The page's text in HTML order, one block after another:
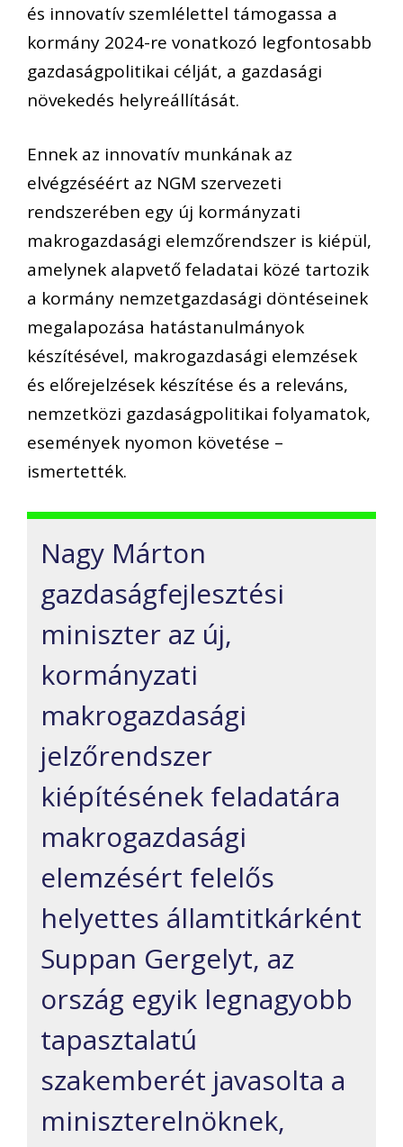
és innovatív szemlélettel támogassa a
kormány 2024-re vonatkozó legfontosabb
gazdaságpolitikai célját, a gazdasági
növekedés helyreállítását.
Ennek az innovatív munkának az
elvégzéséért az NGM szervezeti
rendszerében egy új kormányzati
makrogazdasági elemzőrendszer is kiépül,
amelynek alapvető feladatai közé tartozik
a kormány nemzetgazdasági döntéseinek
megalapozása hatástanulmányok
készítésével, makrogazdasági elemzések
és előrejelzések készítése és a releváns,
nemzetközi gazdaságpolitikai folyamatok,
események nyomon követése –
ismertették.
Nagy Márton
gazdaságfejlesztési
miniszter az új,
kormányzati
makrogazdasági
jelzőrendszer
kiépítésének feladatára
makrogazdasági
elemzésért felelős
helyettes államtitkárként
Suppan Gergelyt, az
ország egyik legnagyobb
tapasztalatú
szakemberét javasolta a
miniszterelnöknek,